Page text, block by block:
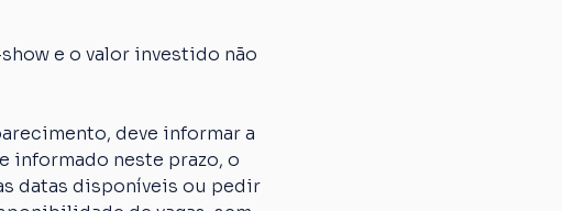
e o valor investido não
deve informar a
informado neste prazo, o
datas disponíveis ou pedir